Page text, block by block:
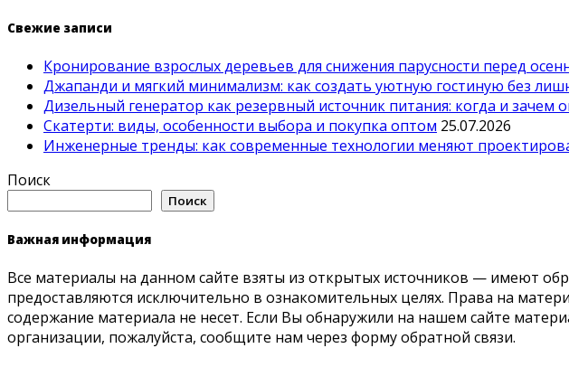
Свежие записи
Кронирование взрослых деревьев для снижения парусности перед
Джапанди и мягкий минимализм: как создать уютную гостиную без
Дизельный генератор как резервный источник питания: когда и зачем
Скатерти: виды, особенности выбора и покупка оптом 25.07.2026
Инженерные тренды: как современные технологии меняют
Поиск
Поиск
Важная информация
Все материалы на данном сайте взяты из открытых источников — имеют
предоставляются исключительно в ознакомительных целях. Права на
содержание материала не несет. Если Вы обнаружили на нашем сайте
организации, пожалуйста, сообщите нам через форму обратной связи.